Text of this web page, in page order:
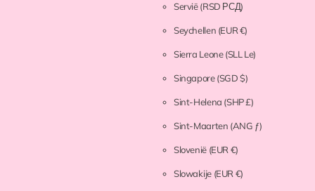
Servië(RSD РСД)
Seychellen (EUR €)
Sierra Leone(SLL Le)
Singapore(SGD $)
Sint-Helena (SHP £)
Sint-Maarten (ANG ƒ)
Slovenië (EUR €)
Slowakije (EUR €)